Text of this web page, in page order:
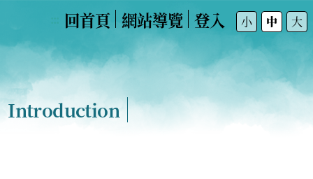
回首頁 網站導覽 登入 小 中 大
Introduction